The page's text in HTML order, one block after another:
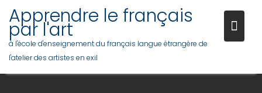
content
Apprendre le français
par l'art
à l'école d'enseignement du français langue étrangère de
l'atelier des artistes en exil